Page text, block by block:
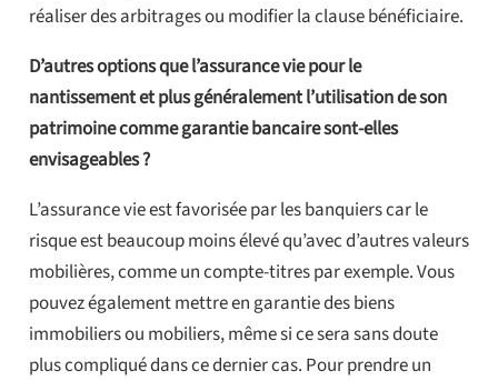
réaliser des arbitrages ou modifier la clause bénéficiaire.
D’autres options que l’assurance vie pour le
nantissement et plus généralement l’utilisation de son
patrimoine comme garantie bancaire sont-elles
envisageables ?
L’assurance vie est favorisée par les banquiers car le
risque est beaucoup moins élevé qu’avec d’autres valeurs
mobilières, comme un compte-titres par exemple. Vous
pouvez également mettre en garantie des biens
immobiliers ou mobiliers, même si ce sera sans doute
plus compliqué dans ce dernier cas. Pour prendre un